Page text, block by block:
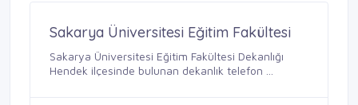
Sakarya Üniversitesi Eğitim Fakültesi
Sakarya Üniversitesi Eğitim Fakültesi Dekanlığı
Hendek ilçesinde bulunan dekanlık telefon ...